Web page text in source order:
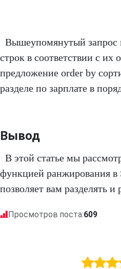
Вышеупомянутый запрос
строк в соответствии с их
предложение order by
разделе по зарплате в
Вывод
В этой статье мы
функцией ранжирования в
позволяет вам разделять
Просмотров поста:609